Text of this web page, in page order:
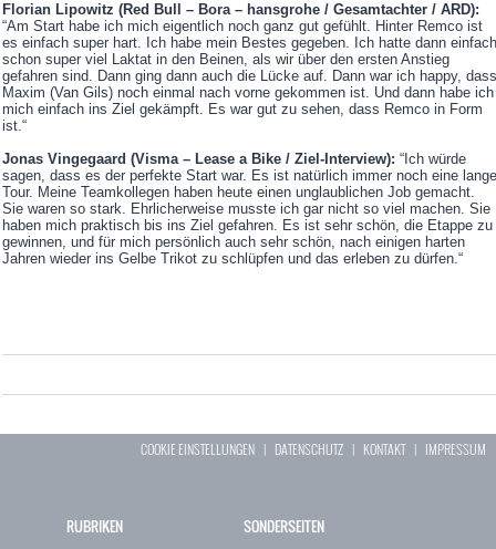
Florian Lipowitz (Red Bull – Bora – hansgrohe / Gesamtachter / ARD):
“Am Start habe ich mich eigentlich noch ganz gut gefühlt. Hinter Remco ist
es einfach super hart. Ich habe mein Bestes gegeben. Ich hatte dann einfach
schon super viel Laktat in den Beinen, als wir über den ersten Anstieg
gefahren sind. Dann ging dann auch die Lücke auf. Dann war ich happy, dass
Maxim (Van Gils) noch einmal nach vorne gekommen ist. Und dann habe ich
mich einfach ins Ziel gekämpft. Es war gut zu sehen, dass Remco in Form
ist.“
Jonas Vingegaard (Visma – Lease a Bike / Ziel-Interview): “Ich würde
sagen, dass es der perfekte Start war. Es ist natürlich immer noch eine lange
Tour. Meine Teamkollegen haben heute einen unglaublichen Job gemacht.
Sie waren so stark. Ehrlicherweise musste ich gar nicht so viel machen. Sie
haben mich praktisch bis ins Ziel gefahren. Es ist sehr schön, die Etappe zu
gewinnen, und für mich persönlich auch sehr schön, nach einigen harten
Jahren wieder ins Gelbe Trikot zu schlüpfen und das erleben zu dürfen.“
COOKIE EINSTELLUNGEN | DATENSCHUTZ | KONTAKT| IMPRESSUM
RUBRIKEN SONDERSEITEN